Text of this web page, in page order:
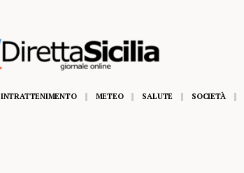
INTRATTENIMENTO METEO SALUTE SOCIETÀ